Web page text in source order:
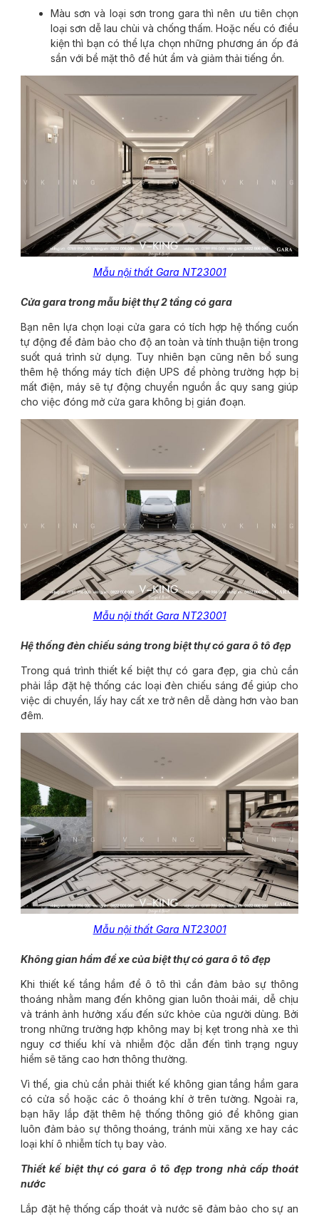
Màu sơn và loại sơn trong gara thì nên ưu tiên chọn
loại sơn dễ lau chùi và chống thấm. Hoặc nếu có điều
kiện thì bạn có thể lựa chọn những phương án ốp đá
sần với bề mặt thô để hút ẩm và giảm thải tiếng ồn.
Mẫu nội thất Gara NT23001
Cửa gara trong mẫu biệt thự 2 tầng có gara
Bạn nên lựa chọn loại cửa gara có tích hợp hệ thống cuốn
tự động để đảm bảo cho độ an toàn và tính thuận tiện trong
suốt quá trình sử dụng. Tuy nhiên bạn cũng nên bổ sung
thêm hệ thống máy tích điện UPS để phòng trường hợp bị
mất điện, máy sẽ tự động chuyển nguồn ắc quy sang giúp
cho việc đóng mở cửa gara không bị gián đoạn.
Mẫu nội thất Gara NT23001
Hệ thống đèn chiếu sáng trong biệt thự có gara ô tô đẹp
Trong quá trình thiết kế biệt thự có gara đẹp, gia chủ cần
phải lắp đặt hệ thống các loại đèn chiếu sáng để giúp cho
việc di chuyển, lấy hay cất xe trở nên dễ dàng hơn vào ban
đêm.
Mẫu nội thất Gara NT23001
Không gian hầm để xe của biệt thự có gara ô tô đẹp
Khi thiết kế tầng hầm để ô tô thì cần đảm bảo sự thông
thoáng nhằm mang đến không gian luôn thoải mái, dễ chịu
và tránh ảnh hưởng xấu đến sức khỏe của người dùng. Bởi
trong những trường hợp không may bị kẹt trong nhà xe thì
nguy cơ thiếu khí và nhiễm độc dẫn đến tình trạng nguy
hiểm sẽ tăng cao hơn thông thường.
Vì thế, gia chủ cần phải thiết kế không gian tầng hầm gara
có cửa sổ hoặc các ô thoáng khí ở trên tường. Ngoài ra,
bạn hãy lắp đặt thêm hệ thống thông gió để không gian
luôn đảm bảo sự thông thoáng, tránh mùi xăng xe hay các
loại khí ô nhiễm tích tụ bay vào.
Thiết kế biệt thự có gara ô tô đẹp trong nhà cấp thoát
nước
Lắp đặt hệ thống cấp thoát và nước sẽ đảm bảo cho sự an